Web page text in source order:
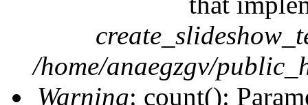
/home/anaegzgv/
Warning: count():